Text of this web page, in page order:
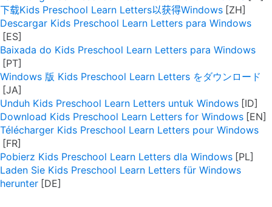
下载Kids Preschool Learn Letters以获得Windows
Descargar Kids Preschool Learn Letters para Windows
Baixada do Kids Preschool Learn Letters para Windows
Windows 版 Kids Preschool Learn Letters をダウンロード
Unduh Kids Preschool Learn Letters untuk Windows
Download Kids Preschool Learn Letters for Windows
Télécharger Kids Preschool Learn Letters pour Windows
Pobierz Kids Preschool Learn Letters dla Windows
Laden Sie Kids Preschool Learn Letters für Windows
herunter